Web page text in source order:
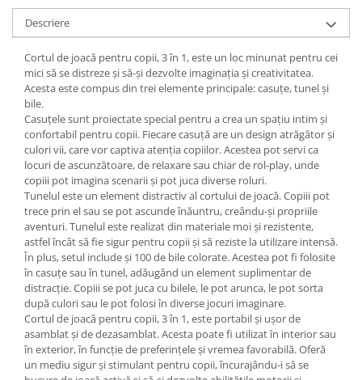
Descriere
Cortul de joacă pentru copii, 3 în 1, este un loc minunat pentru cei
mici să se distreze și să-și dezvolte imaginația și creativitatea.
Acesta este compus din trei elemente principale: casuțe, tunel și
bile.
Casuțele sunt proiectate special pentru a crea un spațiu intim și
confortabil pentru copii. Fiecare casuță are un design atrăgător și
culori vii, care vor captiva atenția copiilor. Acestea pot servi ca
locuri de ascunzătoare, de relaxare sau chiar de rol-play, unde
copiii pot imagina scenarii și pot juca diverse roluri.
Tunelul este un element distractiv al cortului de joacă. Copiii pot
trece prin el sau se pot ascunde înăuntru, creându-și propriile
aventuri. Tunelul este realizat din materiale moi și rezistente,
astfel încât să fie sigur pentru copii și să reziste la utilizare intensă.
În plus, setul include și 100 de bile colorate. Acestea pot fi folosite
în casuțe sau în tunel, adăugând un element suplimentar de
distracție. Copiii se pot juca cu bilele, le pot arunca, le pot sorta
după culori sau le pot folosi în diverse jocuri imaginare.
Cortul de joacă pentru copii, 3 în 1, este portabil și ușor de
asamblat și de dezasamblat. Acesta poate fi utilizat în interior sau
în exterior, în funcție de preferințele și vremea favorabilă. Oferă
un mediu sigur și stimulant pentru copii, încurajându-i să se